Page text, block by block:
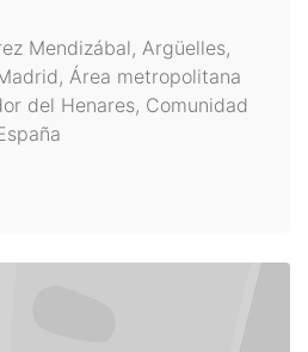
Mendizábal, Argüelles,
Área metropolitana
del Henares, Comunidad